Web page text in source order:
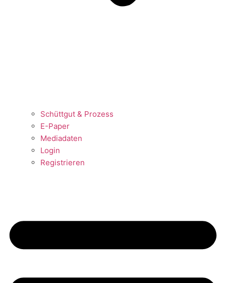
Schüttgut & Prozess
E-Paper
Mediadaten
Login
Registrieren